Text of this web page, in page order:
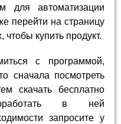
для автоматизации
перейти на страницу
купить продукт.
с программой,
сначала посмотреть
скачать бесплатно
в ней
запросите у